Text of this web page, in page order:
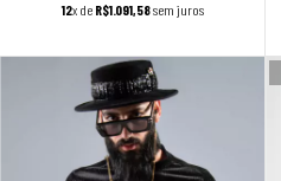
12x de R$1.091,58sem juros